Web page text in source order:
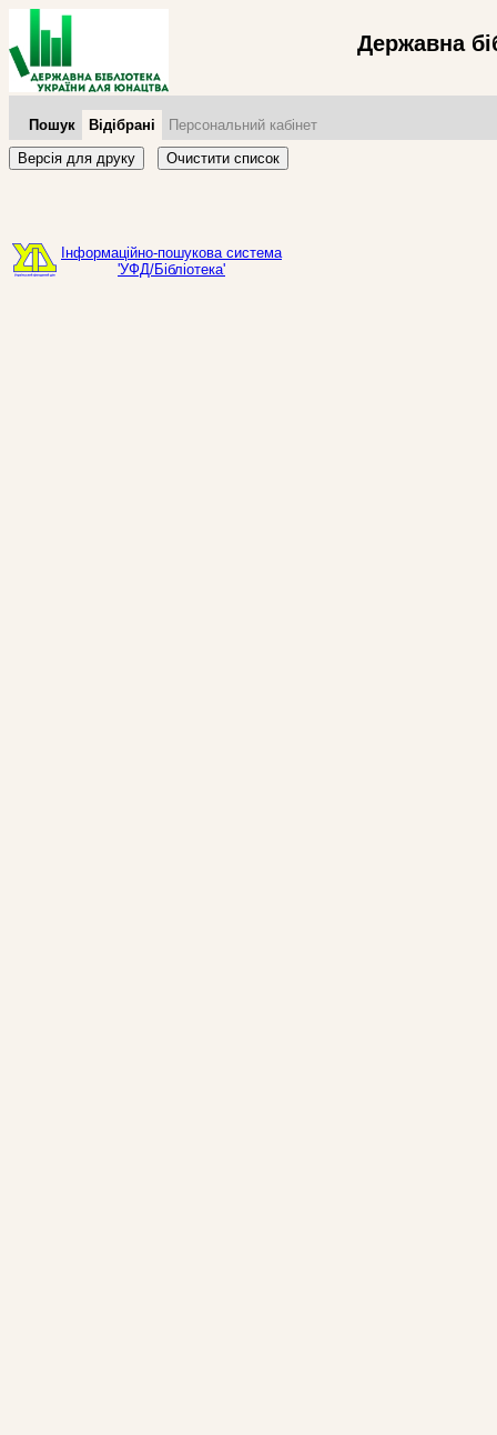
Державна
Пошук Відібрані
Персональний кабінет
Версія для друку
Очистити список
Інформаційно-пошукова система
'УФД/Бібліотека'